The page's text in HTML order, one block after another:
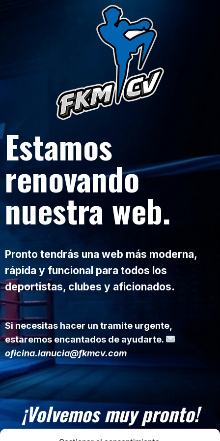
Estamos
renovando
nuestra web.
Pronto tendrás una web más moderna,
rápida y funcional para todos los
deportistas, clubes y aficionados.
Si necesitas hacer un tramite urgente,
estaremos encantados de ayudarte.
oficina.lanucia@fkmcv.com
¡Volvemos muy pronto!